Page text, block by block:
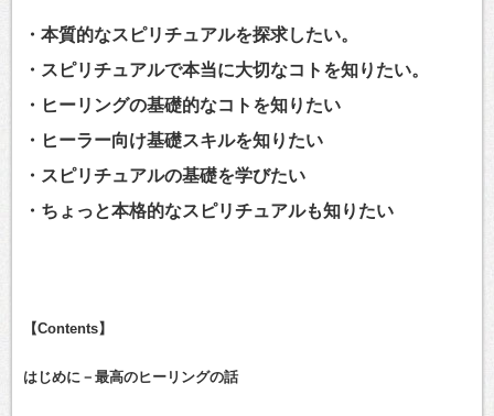
・本質的なスピリチュアルを探求したい。
・スピリチュアルで本当に大切なコトを知りたい。
・ヒーリングの基礎的なコトを知りたい
・ヒーラー向け基礎スキルを知りたい
・スピリチュアルの基礎を学びたい
・ちょっと本格的なスピリチュアルも知りたい
【Contents】
はじめに－最高のヒーリングの話